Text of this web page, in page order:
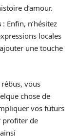
d’amour.
: Enfin, n’hésitez
locales
une touche
vous
chose de
vos futurs
profiter de